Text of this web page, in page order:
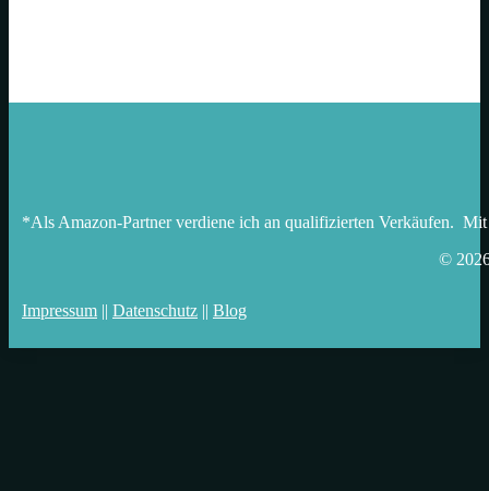
*Als Amazon-Partner verdiene ich an qualifizierten Verkäufen.
©
Impressum || Datenschutz || Blog